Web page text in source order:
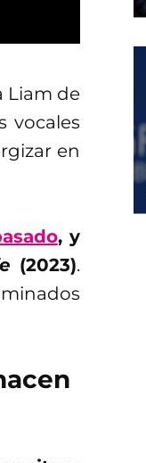
Liam de
vocales
en
, y
(2023).